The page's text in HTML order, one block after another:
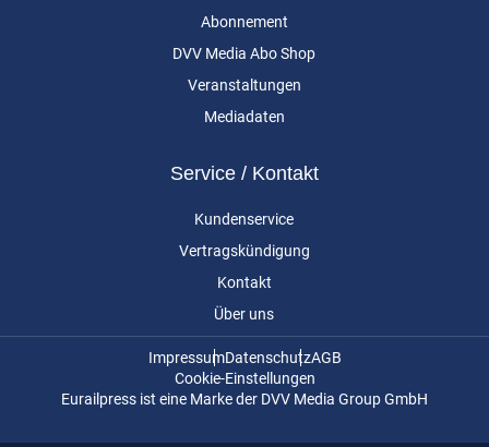
Abonnement
DVV Media Abo Shop
Veranstaltungen
Mediadaten
Service / Kontakt
Kundenservice
Vertragskündigung
Kontakt
Über uns
ImpressumDatenschutzAGB
Cookie-Einstellungen
Eurailpress ist eine Marke der DVV Media Group GmbH